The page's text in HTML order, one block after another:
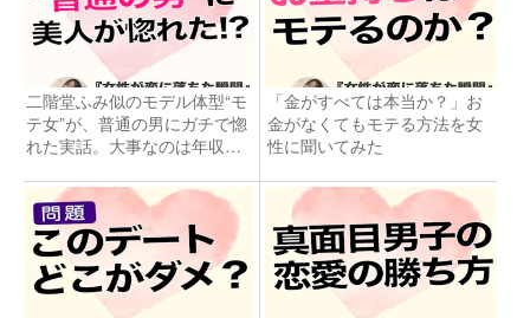
二階堂ふみ似のモデル体型“モ
テ女”が、普通の男にガチで惚
れた実話。大事なのは年収や
「金がすべては本当か？」お
金がなくてもモテる方法を女
性に聞いてみた